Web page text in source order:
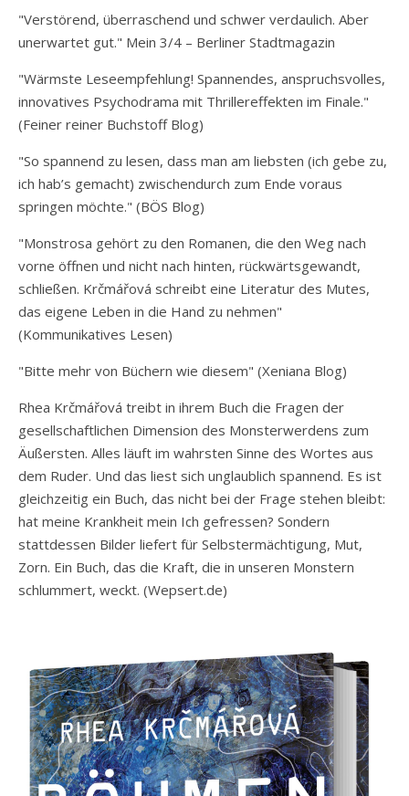
"Verstörend, überraschend und schwer verdaulich. Aber
unerwartet gut." Mein 3/4 – Berliner Stadtmagazin
"Wärmste Leseempfehlung! Spannendes, anspruchsvolles,
innovatives Psychodrama mit Thrillereffekten im Finale."
(Feiner reiner Buchstoff Blog)
"So spannend zu lesen, dass man am liebsten (ich gebe zu,
ich hab’s gemacht) zwischendurch zum Ende voraus
springen möchte." (BÖS Blog)
"Monstrosa gehört zu den Romanen, die den Weg nach
vorne öffnen und nicht nach hinten, rückwärtsgewandt,
schließen. Krčmářová schreibt eine Literatur des Mutes,
das eigene Leben in die Hand zu nehmen"
(Kommunikatives Lesen)
"Bitte mehr von Büchern wie diesem" (Xeniana Blog)
Rhea Krčmářová treibt in ihrem Buch die Fragen der
gesellschaftlichen Dimension des Monsterwerdens zum
Äußersten. Alles läuft im wahrsten Sinne des Wortes aus
dem Ruder. Und das liest sich unglaublich spannend. Es ist
gleichzeitig ein Buch, das nicht bei der Frage stehen bleibt:
hat meine Krankheit mein Ich gefressen? Sondern
stattdessen Bilder liefert für Selbstermächtigung, Mut,
Zorn. Ein Buch, das die Kraft, die in unseren Monstern
schlummert, weckt. (Wepsert.de)